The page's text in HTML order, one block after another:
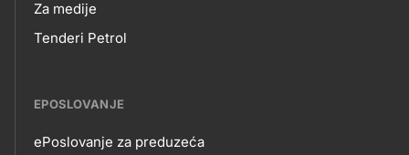
Za medije
Tenderi Petrol
EPOSLOVANJE
ePoslovanje za preduzeća